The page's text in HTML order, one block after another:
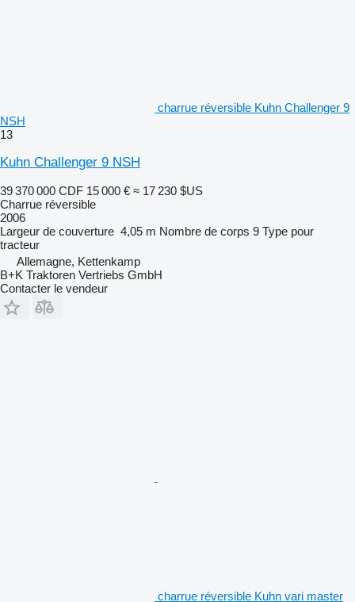
charrue réversible Kuhn Challenger 9
NSH
13
Kuhn Challenger 9 NSH
39 370 000 CDF 15 000 € ≈ 17 230 $US
Charrue réversible
2006
Largeur de couverture 4,05 m Nombre de corps 9 Type pour
tracteur
Allemagne, Kettenkamp
B+K Traktoren Vertriebs GmbH
Contacter le vendeur
charrue réversible Kuhn vari master